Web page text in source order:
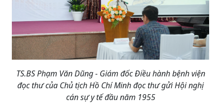
TS.BS Phạm Văn Dũng - Giám đốc Điều hành bệnh viện
đọc thư của Chủ tịch Hồ Chí Minh đọc thư gửi Hội nghị
cán sự y tế đầu năm 1955